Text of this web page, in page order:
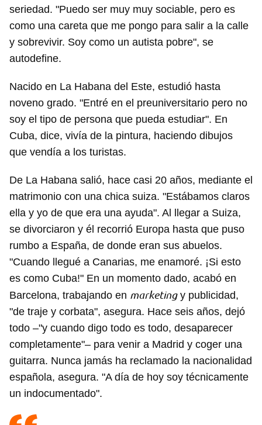
seriedad. "Puedo ser muy muy sociable, pero es
como una careta que me pongo para salir a la calle
y sobrevivir. Soy como un autista pobre", se
autodefine.
Nacido en La Habana del Este, estudió hasta
noveno grado. "Entré en el preuniversitario pero no
soy el tipo de persona que pueda estudiar". En
Cuba, dice, vivía de la pintura, haciendo dibujos
que vendía a los turistas.
De La Habana salió, hace casi 20 años, mediante el
matrimonio con una chica suiza. "Estábamos claros
ella y yo de que era una ayuda". Al llegar a Suiza,
se divorciaron y él recorrió Europa hasta que puso
rumbo a España, de donde eran sus abuelos.
"Cuando llegué a Canarias, me enamoré. ¡Si esto
es como Cuba!" En un momento dado, acabó en
Barcelona, trabajando en marketingy publicidad,
"de traje y corbata", asegura. Hace seis años, dejó
todo –"y cuando digo todo es todo, desaparecer
completamente"– para venir a Madrid y coger una
guitarra. Nunca jamás ha reclamado la nacionalidad
española, asegura. "A día de hoy soy técnicamente
un indocumentado".